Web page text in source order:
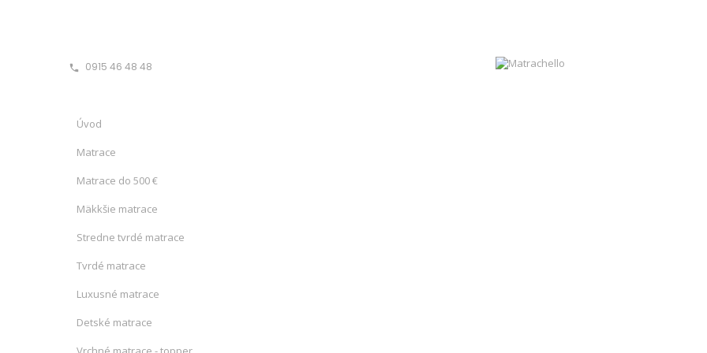
phone 0915 46 48 48
Úvod
Matrace
Matrace do 500 €
Mäkkšie matrace
Stredne tvrdé matrace
Tvrdé matrace
Luxusné matrace
Detské matrace